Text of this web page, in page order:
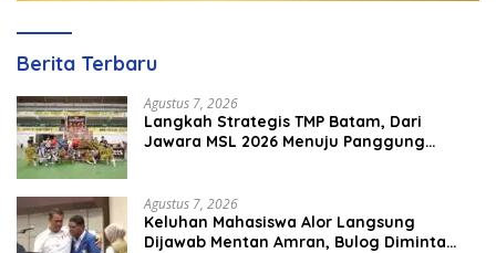
Berita Terbaru
Agustus 7, 2026
Langkah Strategis TMP Batam, Dari
Jawara MSL 2026 Menuju Panggung
Agustus 7, 2026
Keluhan Mahasiswa Alor Langsung
Dijawab Mentan Amran, Bulog Diminta